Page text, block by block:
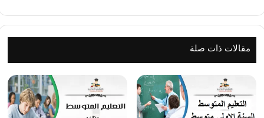
مقالات ذات صلة